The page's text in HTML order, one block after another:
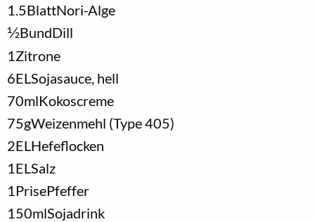
1.5BlattNori-Alge
1/2BundDill
1 Zitrone
6EL Sojasauce, hell
70mlKokoscreme
75gWeizenmehl (Type 405)
2EL Hefeflocken
1 EL Salz
1 PrisePfeffer
150mlSojadrink